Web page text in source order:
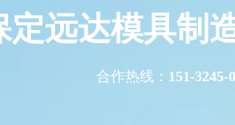
定远达模具制
合作热线： 151-3245-